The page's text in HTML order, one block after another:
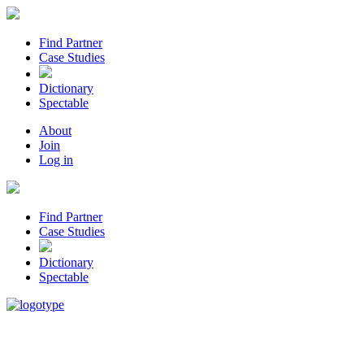
Find Partner
Case Studies
Dictionary
Spectable
About
Join
Log in
Find Partner
Case Studies
Dictionary
Spectable